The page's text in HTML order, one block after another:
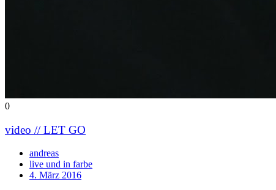
0
video // LET GO
andreas
live und in farbe
4. März 2016